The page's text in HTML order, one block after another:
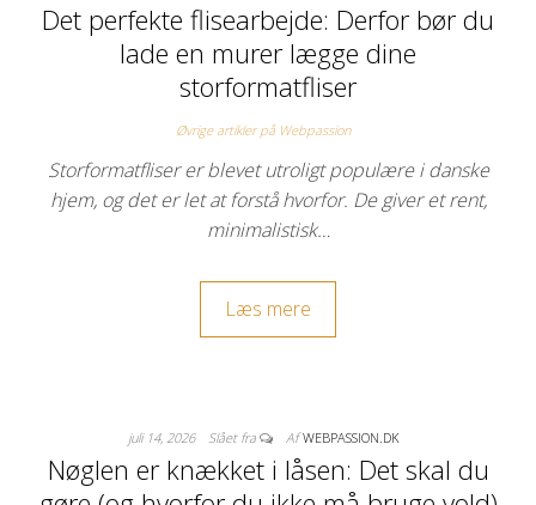
Det perfekte flisearbejde: Derfor bør du
lade en murer lægge dine
storformatfliser
Øvrige artikler på Webpassion
Storformatfliser er blevet utroligt populære i danske
hjem, og det er let at forstå hvorfor. De giver et rent,
minimalistisk…
Læs mere
juli 14, 2026 Slået fra Af WEBPASSION.DK
Nøglen er knækket i låsen: Det skal du